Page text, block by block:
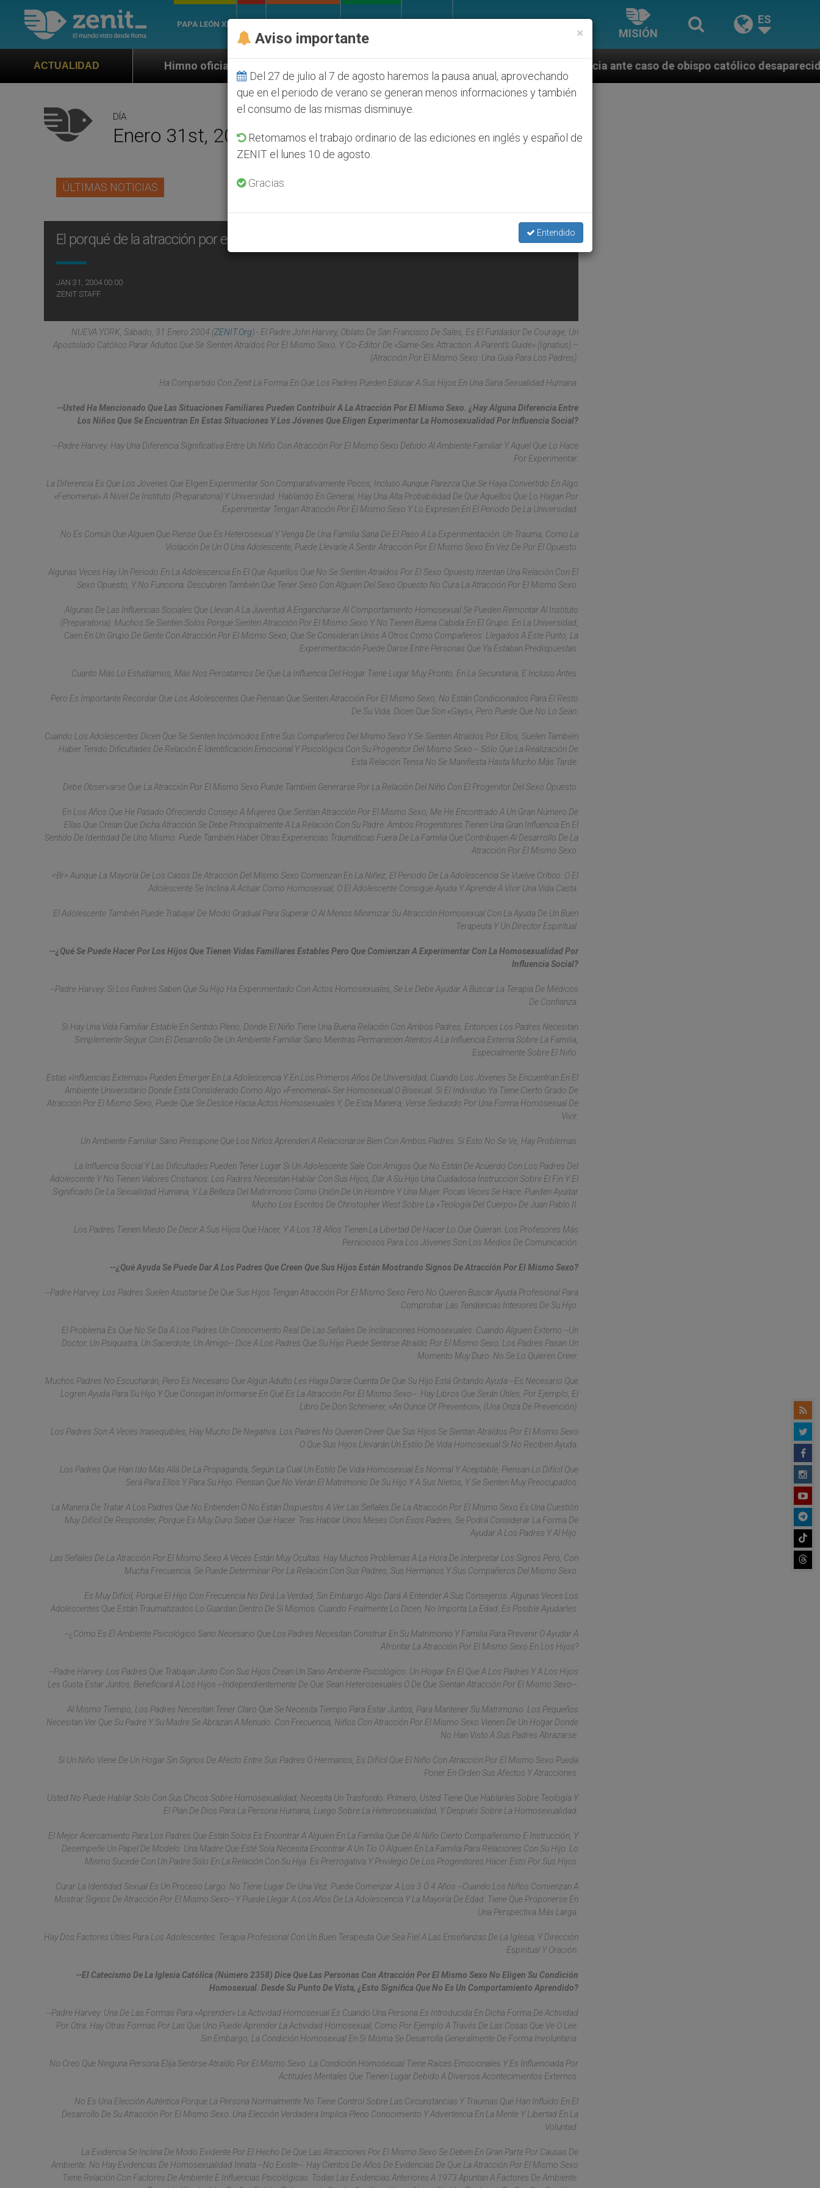
PAPA LEÓN XIV
MISIÓN
ES
ACTUALIDAD
Himno oficial de la Jornada Mundial de la Juventud Seúl 2027 ONU se pronuncia ante caso de obispo católico desaparecido por la dictadura
DÍA
Enero 31st, 2004
ÚLTIMAS NOTICIAS
El porqué de la atracción por el mismo sexo en el niño
JAN 31, 2004 00:00
ZENIT STAFF
NUEVA YORK, Sábado, 31 Enero 2004 (ZENIT.org).- El Padre John Harvey, Oblato De San Francisco De Sales, Es El Fundador De Courage, Un
Apostolado Católico Parar Adultos Que Se Sienten Atraídos Por El Mismo Sexo, Y Co-Editor De «Same-Sex Attraction: A Parent’s Guide» (Ignatius) –
(Atracción Por El Mismo Sexo: Una Guía Para Los Padres).
Ha Compartido Con Zenit La Forma En Que Los Padres Pueden Educar A Sus Hijos En Una Sana Sexualidad Humana.
--Usted Ha Mencionado Que Las Situaciones Familiares Pueden Contribuir A La Atracción Por El Mismo Sexo. ¿Hay Alguna Diferencia Entre
Los Niños Que Se Encuentran En Estas Situaciones Y Los Jóvenes Que Eligen Experimentar La Homosexualidad Por Influencia Social?
--Padre Harvey: Hay Una Diferencia Significativa Entre Un Niño Con Atracción Por El Mismo Sexo Debido Al Ambiente Familiar Y Aquel Que Lo Hace
Por Experimentar.
La Diferencia Es Que Los Jóvenes Que Eligen Experimentar Son Comparativamente Pocos, Incluso Aunque Parezca Que Se Haya Convertido En Algo
«fenomenal» A Nivel De Instituto (preparatoria) Y Universidad. Hablando En General, Hay Una Alta Probabilidad De Que Aquellos Que Lo Hagan Por
Experimentar Tengan Atracción Por El Mismo Sexo Y Lo Expresen En El Periodo De La Universidad.
No Es Común Que Alguien Que Piense Que Es Heterosexual Y Venga De Una Familia Sana Dé El Paso A La Experimentación. Un Trauma, Como La
Violación De Un O Una Adolescente, Puede Llevarle A Sentir Atracción Por El Mismo Sexo En Vez De Por El Opuesto.
Algunas Veces Hay Un Periodo En La Adolescencia En El Que Aquellos Que No Se Sienten Atraídos Por El Sexo Opuesto Intentan Una Relación Con El
Sexo Opuesto, Y No Funciona. Descubren También Que Tener Sexo Con Alguien Del Sexo Opuesto No Cura La Atracción Por El Mismo Sexo.
Algunas De Las Influencias Sociales Que Llevan A La Juventud A Engancharse Al Comportamiento Homosexual Se Pueden Remontar Al Instituto
(preparatoria). Muchos Se Sienten Solos Porque Sienten Atracción Por El Mismo Sexo Y No Tienen Buena Cabida En El Grupo. En La Universidad,
Caen En Un Grupo De Gente Con Atracción Por El Mismo Sexo, Que Se Consideran Unos A Otros Como Compañeros. Llegados A Este Punto, La
Experimentación Puede Darse Entre Personas Que Ya Estaban Predispuestas.
Cuanto Más Lo Estudiamos, Más Nos Percatamos De Que La Influencia Del Hogar Tiene Lugar Muy Pronto, En La Secundaria, E Incluso Antes.
Pero Es Importante Recordar Que Los Adolescentes Que Piensan Que Sienten Atracción Por El Mismo Sexo, No Están Condicionados Para El Resto
De Su Vida. Dicen Que Son «gays», Pero Puede Que No Lo Sean.
Cuando Los Adolescentes Dicen Que Se Sienten Incómodos Entre Sus Compañeros Del Mismo Sexo Y Se Sienten Atraídos Por Ellos, Suelen También
Haber Tenido Dificultades De Relación E Identificación Emocional Y Psicológica Con Su Progenitor Del Mismo Sexo -- Sólo Que La Realización De
Esta Relación Tensa No Se Manifiesta Hasta Mucho Más Tarde.
Debe Observarse Que La Atracción Por El Mismo Sexo Puede También Generarse Por La Relación Del Niño Con El Progenitor Del Sexo Opuesto.
En Los Años Que He Pasado Ofreciendo Consejo A Mujeres Que Sentían Atracción Por El Mismo Sexo, Me He Encontrado A Un Gran Número De
Ellas Que Creían Que Dicha Atracción Se Debe Principalmente A La Relación Con Su Padre. Ambos Progenitores Tienen Una Gran Influencia En El
Sentido De Identidad De Uno Mismo. Puede También Haber Otras Experiencias Traumáticas Fuera De La Familia Que Contribuyen Al Desarrollo De La
Atracción Por El Mismo Sexo.
<br> Aunque La Mayoría De Los Casos De Atracción Del Mismo Sexo Comienzan En La Niñez, El Periodo De La Adolescencia Se Vuelve Crítico: O El
Adolescente Se Inclina A Actuar Como Homosexual, O El Adolescente Consigue Ayuda Y Aprende A Vivir Una Vida Casta.
El Adolescente También Puede Trabajar De Modo Gradual Para Superar O Al Menos Minimizar Su Atracción Homosexual Con La Ayuda De Un Buen
Terapeuta Y Un Director Espiritual.
--¿Qué Se Puede Hacer Por Los Hijos Que Tienen Vidas Familiares Estables Pero Que Comienzan A Experimentar Con La Homosexualidad Por
Influencia Social?
--Padre Harvey: Si Los Padres Saben Que Su Hijo Ha Experimentado Con Actos Homosexuales, Se Le Debe Ayudar A Buscar La Terapia De Médicos
De Confianza.
Si Hay Una Vida Familiar Estable En Sentido Pleno, Donde El Niño Tiene Una Buena Relación Con Ambos Padres, Entonces Los Padres Necesitan
Simplemente Seguir Con El Desarrollo De Un Ambiente Familiar Sano Mientras Permanecen Atentos A La Influencia Externa Sobre La Familia,
Especialmente Sobre El Niño.
Estas «influencias Externas» Pueden Emerger En La Adolescencia Y En Los Primeros Años De Universidad, Cuando Los Jóvenes Se Encuentran En El
Ambiente Universitario Donde Está Considerado Como Algo «fenomenal» Ser Homosexual O Bisexual. Si El Individuo Ya Tiene Cierto Grado De
Atracción Por El Mismo Sexo, Puede Que Se Deslice Hacia Actos Homosexuales Y, De Esta Manera, Verse Seducido Por Una Forma Homosexual De
Vivir.
Un Ambiente Familiar Sano Presupone Que Los Niños Aprenden A Relacionarse Bien Con Ambos Padres. Si Esto No Se Ve, Hay Problemas.
La Influencia Social Y Las Dificultades Pueden Tener Lugar Si Un Adolescente Sale Con Amigos Que No Están De Acuerdo Con Los Padres Del
Adolescente Y No Tienen Valores Cristianos. Los Padres Necesitan Hablar Con Sus Hijos, Dar A Su Hijo Una Cuidadosa Instrucción Sobre El Fin Y El
Significado De La Sexualidad Humana, Y La Belleza Del Matrimonio Como Unión De Un Hombre Y Una Mujer. Pocas Veces Se Hace. Pueden Ayudar
Mucho Los Escritos De Christopher West Sobre La «teología Del Cuerpo» De Juan Pablo II.
Los Padres Tienen Miedo De Decir A Sus Hijos Qué Hacer, Y A Los 18 Años Tienen La Libertad De Hacer Lo Que Quieran. Los Profesores Más
Perniciosos Para Los Jóvenes Son Los Medios De Comunicación.
--¿Qué Ayuda Se Puede Dar A Los Padres Que Creen Que Sus Hijos Están Mostrando Signos De Atracción Por El Mismo Sexo?
--Padre Harvey: Los Padres Suelen Asustarse De Que Sus Hijos Tengan Atracción Por El Mismo Sexo Pero No Quieren Buscar Ayuda Profesional Para
Comprobar Las Tendencias Interiores De Su Hijo.
El Problema Es Que No Se Da A Los Padres Un Conocimiento Real De Las Señales De Inclinaciones Homosexuales. Cuando Alguien Externo --Un
Doctor, Un Psiquiatra, Un Sacerdote, Un Amigo-- Dice A Los Padres Que Su Hijo Puede Sentirse Atraído Por El Mismo Sexo, Los Padres Pasan Un
Momento Muy Duro. No Se Lo Quieren Creer.
Muchos Padres No Escucharán, Pero Es Necesario Que Algún Adulto Les Haga Darse Cuenta De Que Su Hijo Está Gritando Ayuda --Es Necesario Que
Logren Ayuda Para Su Hijo Y Que Consigan Informarse En Qué Es La Atracción Por El Mismo Sexo--. Hay Libros Que Serán Útiles, Por Ejemplo, El
Libro De Don Schmierer, «An Ounce Of Prevention», (Una Onza De Prevención).
Los Padres Son A Veces Inasequibles, Hay Mucho De Negativa. Los Padres No Quieren Creer Que Sus Hijos Se Sientan Atraídos Por El Mismo Sexo
O Que Sus Hijos Llevarán Un Estilo De Vida Homosexual Si No Reciben Ayuda.
Los Padres Que Han Ido Más Allá De La Propaganda, Según La Cual Un Estilo De Vida Homosexual Es Normal Y Aceptable, Piensan Lo Difícil Que
Será Para Ellos Y Para Su Hijo. Piensan Que No Verán El Matrimonio De Su Hijo Y A Sus Nietos, Y Se Sienten Muy Preocupados.
La Manera De Tratar A Los Padres Que No Entienden O No Están Dispuestos A Ver Las Señales De La Atracción Por El Mismo Sexo Es Una Cuestión
Muy Difícil De Responder, Porque Es Muy Duro Saber Qué Hacer. Tras Hablar Unos Meses Con Esos Padres, Se Podrá Considerar La Forma De
Ayudar A Los Padres Y Al Hijo.
Las Señales De La Atracción Por El Mismo Sexo A Veces Están Muy Ocultas. Hay Muchos Problemas A La Hora De Interpretar Los Signos Pero, Con
Mucha Frecuencia, Se Puede Determinar Por La Relación Con Sus Padres, Sus Hermanos Y Sus Compañeros Del Mismo Sexo.
Es Muy Difícil, Porque El Hijo Con Frecuencia No Dirá La Verdad, Sin Embargo Algo Dará A Entender A Sus Consejeros. Algunas Veces Los
Adolescentes Que Están Traumatizados Lo Guardan Dentro De Sí Mismos. Cuando Finalmente Lo Dicen, No Importa La Edad, Es Posible Ayudarles.
--¿Cómo Es El Ambiente Psicológico Sano Necesario Que Los Padres Necesitan Construir En Su Matrimonio Y Familia Para Prevenir O Ayudar A
Afrontar La Atracción Por El Mismo Sexo En Los Hijos?
--Padre Harvey: Los Padres Que Trabajan Junto Con Sus Hijos Crean Un Sano Ambiente Psicológico. Un Hogar En El Que A Los Padres Y A Los Hijos
Les Gusta Estar Juntos, Beneficiará A Los Hijos --Independientemente De Que Sean Heterosexuales O De Que Sientan Atracción Por El Mismo Sexo--.
Al Mismo Tiempo, Los Padres Necesitan Tener Claro Que Se Necesita Tiempo Para Estar Juntos, Para Mantener Su Matrimonio. Los Pequeños
Necesitan Ver Que Su Padre Y Su Madre Se Abrazan A Menudo. Con Frecuencia, Niños Con Atracción Por El Mismo Sexo Vienen De Un Hogar Donde
No Han Visto A Sus Padres Abrazarse.
Si Un Niño Viene De Un Hogar Sin Signos De Afecto Entre Sus Padres O Hermanos, Es Difícil Que El Niño Con Atracción Por El Mismo Sexo Pueda
Poner En Orden Sus Afectos Y Atracciones.
Usted No Puede Hablar Solo Con Sus Chicos Sobre Homosexualidad, Necesita Un Trasfondo. Primero, Usted Tiene Que Hablarles Sobre Teología Y
El Plan De Dios Para La Persona Humana, Luego Sobre La Heterosexualidad, Y Después Sobre La Homosexualidad.
El Mejor Acercamiento Para Los Padres Que Están Solos Es Encontrar A Alguien En La Familia Que Dé Al Niño Cierto Compañerismo E Instrucción, Y
Desempeñe Un Papel De Modelo. Una Madre Que Esté Sola Necesita Encontrar A Un Tío O Alguien En La Familia Para Relaciones Con Su Hijo. Lo
Mismo Sucede Con Un Padre Sólo En La Relación Con Su Hija. Es Prerrogativa Y Privilegio De Los Progenitores Hacer Esto Por Sus Hijos.
Curar La Identidad Sexual Es Un Proceso Largo. No Tiene Lugar De Una Vez. Puede Comenzar A Los 3 Ó 4 Años --Cuando Los Niños Comienzan A
Mostrar Signos De Atracción Por El Mismo Sexo-- Y Puede Llegar A Los Años De La Adolescencia Y La Mayoría De Edad. Tiene Que Proponerse En
Una Perspectiva Más Larga.
Hay Dos Factores Útiles Para Los Adolescentes: Terapia Profesional Con Un Buen Terapeuta Que Sea Fiel A Las Enseñanzas De La Iglesia; Y Dirección
Espiritual Y Oración.
--El Catecismo De La Iglesia Católica (número 2358) Dice Que Las Personas Con Atracción Por El Mismo Sexo No Eligen Su Condición
Homosexual. Desde Su Punto De Vista, ¿esto Significa Que No Es Un Comportamiento Aprendido?
--Padre Harvey: Una De Las Formas Para «aprender» La Actividad Homosexual Es Cuando Una Persona Es Introducida En Dicha Forma De Actividad
Por Otra. Hay Otras Formas Por Las Que Uno Puede Aprender La Actividad Homosexual, Como Por Ejemplo A Través De Las Cosas Que Ve O Lee.
Sin Embargo, La Condición Homosexual En Sí Misma Se Desarrolla Generalmente De Forma Involuntaria.
No Creo Que Ninguna Persona Elija Sentirse Atraído Por El Mismo Sexo. La Condición Homosexual Tiene Raíces Emocionales Y Es Influenciada Por
Actitudes Mentales Que Tienen Lugar Debido A Diversos Acontecimientos Externos.
No Es Una Elección Auténtica Porque La Persona Normalmente No Tiene Control Sobre Las Circunstancias Y Traumas Que Han Influido En El
Desarrollo De Su Atracción Por El Mismo Sexo. Una Elección Verdadera Implica Pleno Conocimiento Y Advertencia En La Mente Y Libertad En La
Voluntad.
La Evidencia Se Inclina De Modo Evidente Por El Hecho De Que Las Atracciones Por El Mismo Sexo Se Deben En Gran Parte Por Causas De
Ambiente. No Hay Evidencias De Homosexualidad Innata --No Existe--. Hay Cientos De Años De Evidencias De Que La Atracción Por El Mismo Sexo
Tiene Relación Con Factores De Ambiente E Influencias Psicológicas. Todas Las Evidencias Anteriores A 1973 Apuntan A Factores De Ambiente.
×
Aviso importante
Del 27 de julio al 7 de agosto haremos la pausa anual, aprovechando
que en el periodo de verano se generan menos informaciones y también
el consumo de las mismas disminuye.
Retomamos el trabajo ordinario de las ediciones en inglés y español de
ZENIT el lunes 10 de agosto.
Gracias.
Entendido